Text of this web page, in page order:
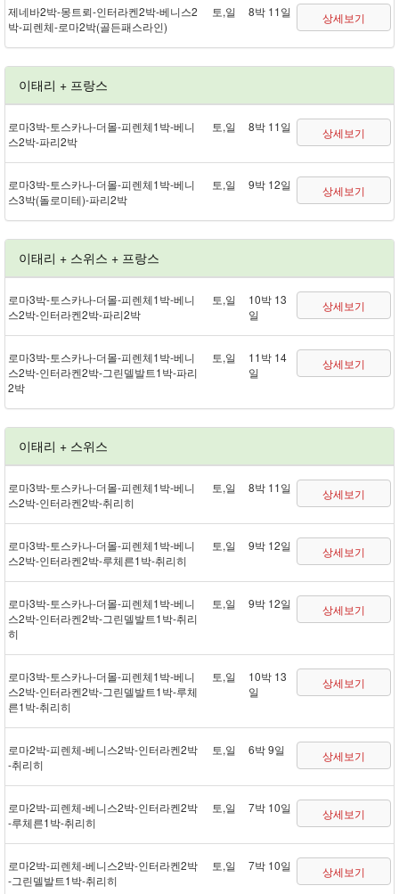
제네바 2박 - 몽트뢰 - 인터라켄 2박 - 베니스 2
박 - 피렌체 - 로마 2박(골든패스 라인)
토,일 8박 11일 상세보기
이태리 + 프랑스
로마 3박 - 토스카나 - 더몰 - 피렌체 1박 - 베니
스 2박 - 파리 2박
토,일 8박 11일 상세보기
로마 3박 - 토스카나 - 더몰 - 피렌체 1박 - 베니
스 3박(돌로미테) - 파리 2박
토,일 9박 12일 상세보기
이태리 + 스위스 + 프랑스
로마 3박 - 토스카나 - 더몰 - 피렌체 1박 - 베니
스 2박 - 인터라켄 2박 - 파리 2박
토,일
10박 13
일
상세보기
로마 3박 - 토스카나 - 더몰 - 피렌체 1박 - 베니
스 2박 - 인터라켄 2박 - 그린델발트 1박 - 파리
2박
토,일
11박 14
일
상세보기
이태리 + 스위스
로마 3박 - 토스카나 - 더몰 - 피렌체 1박 - 베니
스 2박 - 인터라켄 2박 - 취리히
토,일 8박 11일 상세보기
로마 3박 - 토스카나 - 더몰 - 피렌체 1박 - 베니
스 2박 - 인터라켄 2박 - 루체른 1박 - 취리히
토,일 9박 12일 상세보기
로마 3박 - 토스카나 - 더몰 - 피렌체 1박 - 베니
스 2박 - 인터라켄 2박 - 그린델발트 1박 - 취리
히
토,일 9박 12일 상세보기
로마 3박 - 토스카나 - 더몰 - 피렌체 1박 - 베니
스 2박 - 인터라켄 2박 - 그린델발트 1박 - 루체
른 1박 - 취리히
토,일
10박 13
일
상세보기
로마 2박 - 피렌체 - 베니스 2박 - 인터라켄 2박
- 취리히
토,일 6박 9일 상세보기
로마 2박 - 피렌체 - 베니스 2박 - 인터라켄 2박
- 루체른 1박 - 취리히
토,일 7박 10일 상세보기
로마 2박 - 피렌체 - 베니스 2박 - 인터라켄 2박
- 그린델발트 1박 - 취리히
토,일 7박 10일 상세보기